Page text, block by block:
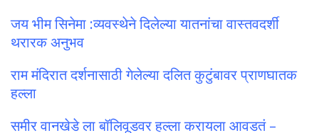
जय भीम सिनेमा :व्यवस्थेने दिलेल्या यातनांचा वास्तवदर्शी
थरारक अनुभव
राम मंदिरात दर्शनासाठी गेलेल्या दलित कुटुंबावर प्राणघातक
हल्ला
समीर वानखेडे ला बॉलिवूडवर हल्ला करायला आवडतं –